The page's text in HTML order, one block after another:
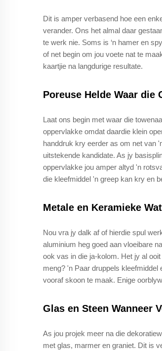
Dit is amper verbasend hoe een
verander. Ons het almal daar
te werk nie. Soms is ‘n hamer en
of net begin om jou voete nat te
kaartjie na langdurige resultate.
Poreuse Helde Waar die
Laat ons begin met waar die
oppervlakke omdat daardie klein
handdruk kry eerder as om net van
uitstekende kandidate. As jy
oppervlakke jou amper altyd 'n
die kleefmiddel 'n greep kan kry en
Metale en Keramieke
Nou vra jy dalk af of hierdie spul
aluminium heg goed aan vloeibare
ook vas in die ja-kolom. Het jy al
meng? 'n Paar druppels
vooraf skoon te maak. Enige
Glas en Steen Wanneer
As jou projek meer na die
met glas, marmer en graniet. Dit is